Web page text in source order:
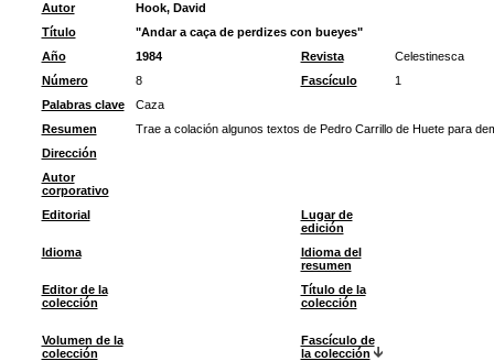
Autor
Hook, David
Título
"Andar a caça de perdizes con bueyes"
Año
1984 Revista
Celestinesca
Número
8 Fascículo
1
Palabras clave
Caza
Resumen
Trae a colación algunos textos de Pedro Carrillo de Huete para
Dirección
Autor
corporativo
Editorial
Lugar de
edición
Idioma
Idioma del
resumen
Editor de la
colección
Título de la
colección
Volumen de la
colección
Fascículo de
la colección